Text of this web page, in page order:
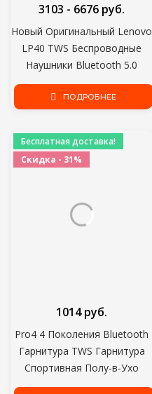
Новый Оригинальный Lenovo
LP40 TWS Беспроводные
Наушники Bluetooth 5.0
Двойной Стерео
Шумоподавление Бас
Длительный режим
Ожидания 300 мАч
3103 - 6676 руб.
ПОДРОБНЕЕ
Бесплатная доставка!
Скидка - 31%
Pro4 4 Поколения Bluetooth
Гарнитура TWS Гарнитура
Спортивная Полу-в-Ухо
Стерео Беспроводная
1014 руб.